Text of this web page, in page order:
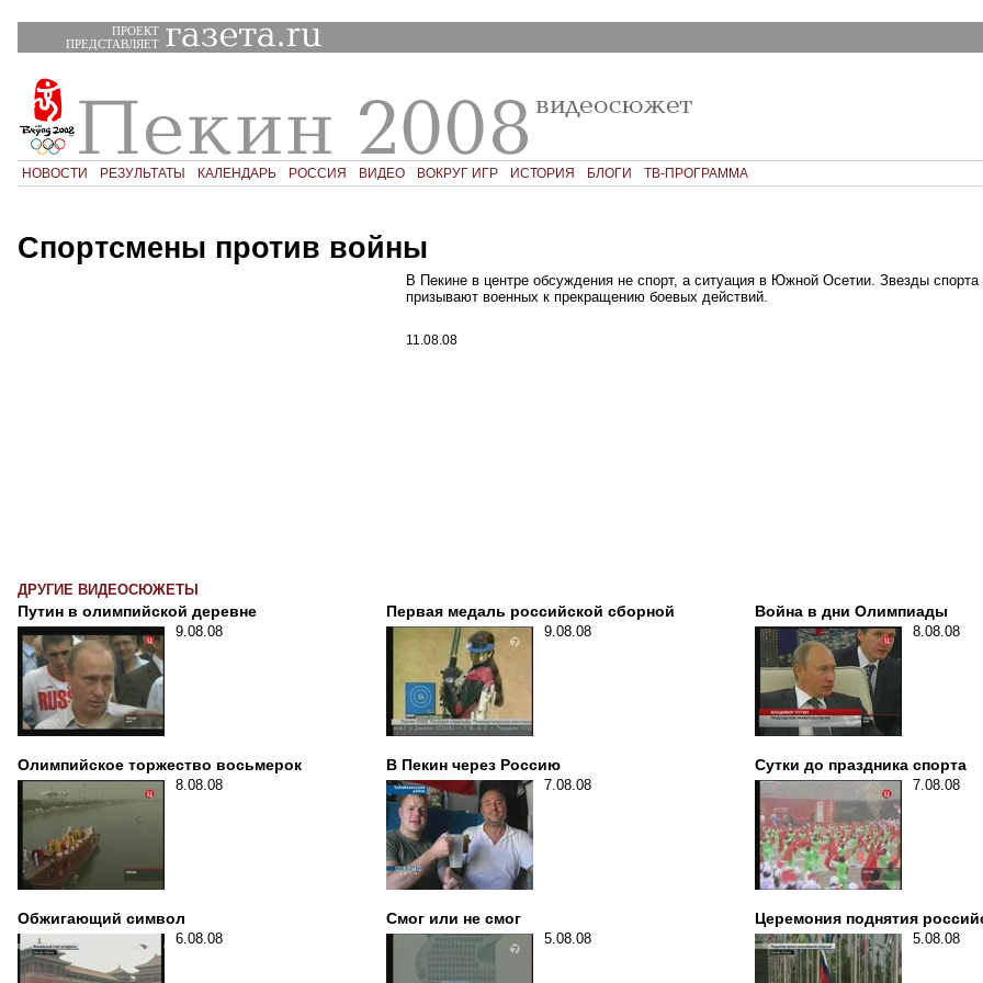
ПРОЕКТ
ПРЕДСТАВЛЯЕТ
НОВОСТИ РЕЗУЛЬТАТЫ КАЛЕНДАРЬ РОССИЯ ВИДЕО ВОКРУГ ИГР ИСТОРИЯ БЛОГИ ТВ-ПРОГРАММА
Спортсмены против войны
В Пекине в центре обсуждения не спорт, а ситуация в Южной Осетии. Звезды спорта
призывают военных к прекращению боевых действий.
11.08.08
ДРУГИЕ ВИДЕОСЮЖЕТЫ
Путин в олимпийской деревне
Первая медаль российской сборной
Война в дни Олимпиады
9.08.08
9.08.08 8.08.08
Олимпийское торжество восьмерок В Пекин через Россию
Сутки до праздника спорта
8.08.08
7.08.08 7.08.08
Обжигающий символ Смог или не смог
Церемония поднятия
6.08.08
5.08.08 5.08.08